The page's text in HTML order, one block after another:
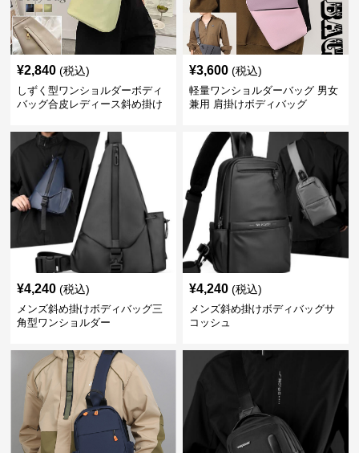
¥2,840 (税込)
しずく型ワンショルダーボディ
バッグ合皮レディース斜め掛け
¥3,600 (税込)
軽量ワンショルダーバッグ 男女
兼用 肩掛けボディバッグ
¥4,240 (税込)
メンズ斜め掛けボディバッグ三
角型ワンショルダー
¥4,240 (税込)
メンズ斜め掛けボディバッグサ
コッシュ